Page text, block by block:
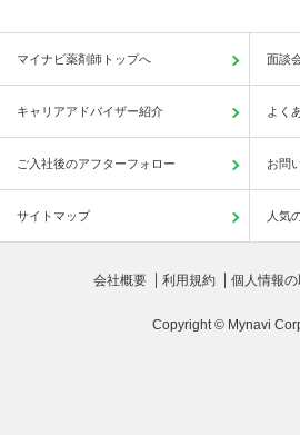
マイナビ薬剤師トップへ 面談
キャリアアドバイザー紹介 よく
ご入社後のアフターフォロー お問
サイトマップ 人気
会社概要 利用規約 個人情報
Copyright © Mynavi